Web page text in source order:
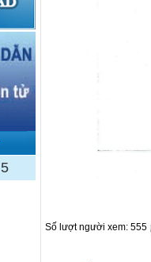
5
Số lượt người xem: 555